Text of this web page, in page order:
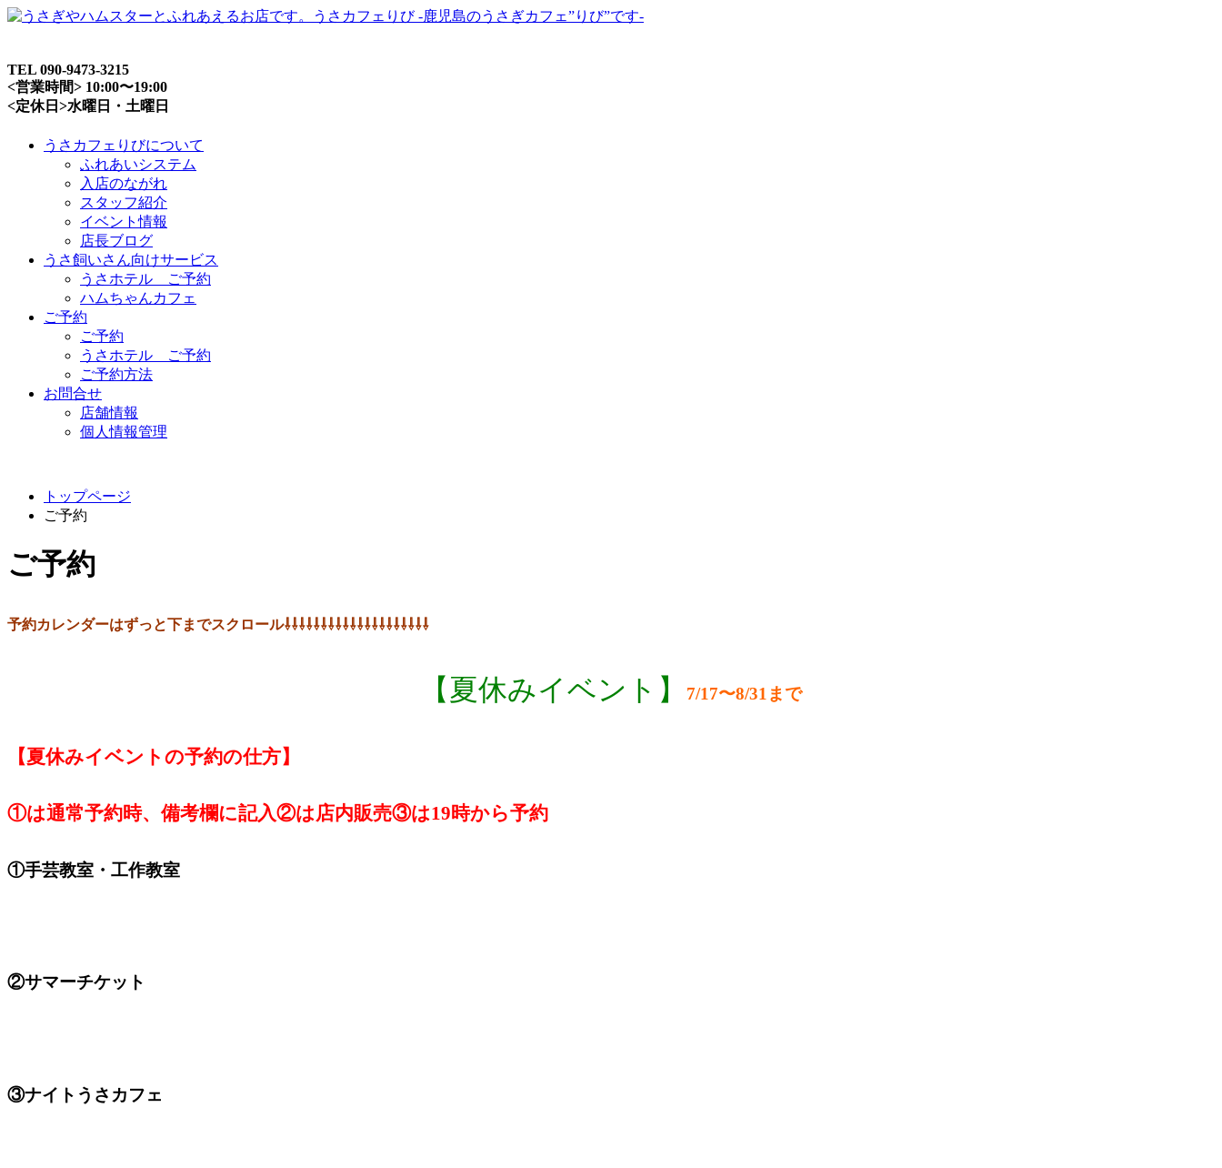
TEL 090-9473-3215
<営業時間> 10:00〜19:00
<定休日>水曜日・土曜日
うさカフェりびについて
ふれあいシステム
入店のながれ
スタッフ紹介
イベント情報
店長ブログ
うさ飼いさん向けサービス
うさホテル ご予約
ハムちゃんカフェ
ご予約
ご予約
うさホテル ご予約
ご予約方法
お問合せ
店舗情報
個人情報管理
トップページ
ご予約
ご予約
予約カレンダーはずっと下までスクロール⇩⇩⇩⇩⇩⇩⇩⇩⇩⇩⇩⇩⇩⇩⇩⇩⇩⇩⇩⇩
【夏休みイベント】 7/17〜8/31まで
【夏休みイベントの予約の仕方】
①は通常予約時、備考欄に記入②は店内販売③は19時から予約
①手芸教室・工作教室
②サマーチケット
③ナイトうさカフェ